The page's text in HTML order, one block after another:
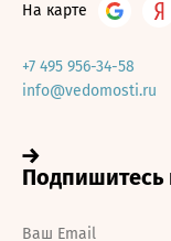
На карте
+7 495 956-34-58
info@vedomosti.ru